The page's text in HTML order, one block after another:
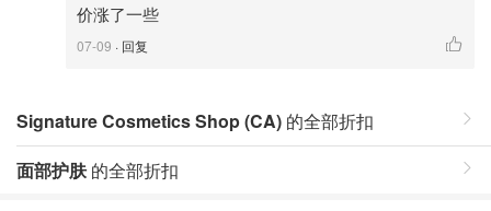
价涨了一些
07-09 · 回复
Signature Cosmetics Shop (CA) 的全部折扣
面部护肤的全部折扣